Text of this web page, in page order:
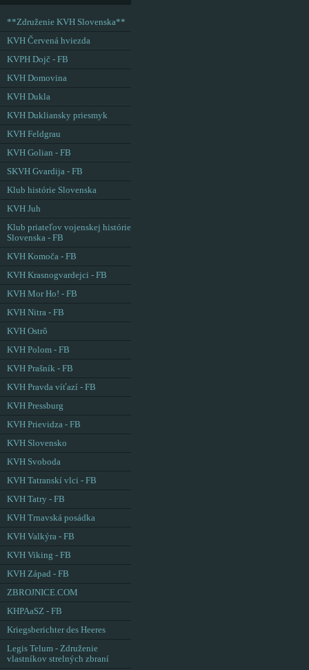
**Združenie KVH Slovenska**
KVH Červená hviezda
KVPH Dojč - FB
KVH Domovina
KVH Dukla
KVH Dukliansky priesmyk
KVH Feldgrau
KVH Golian - FB
SKVH Gvardija - FB
Klub histórie Slovenska
KVH Juh
Klub priateľov vojenskej histórie
Slovenska - FB
KVH Komoča - FB
KVH Krasnogvardejci - FB
KVH Mor Ho! - FB
KVH Nitra - FB
KVH Ostrô
KVH Polom - FB
KVH Prašník - FB
KVH Pravda víťazí - FB
KVH Pressburg
KVH Prievidza - FB
KVH Slovensko
KVH Svoboda
KVH Tatranskí vlci - FB
KVH Tatry - FB
KVH Trnavská posádka
KVH Valkýra - FB
KVH Viking - FB
KVH Západ - FB
ZBROJNICE.COM
KHPAaSZ - FB
Kriegsberichter des Heeres
Legis Telum - Združenie
vlastníkov strelných zbraní